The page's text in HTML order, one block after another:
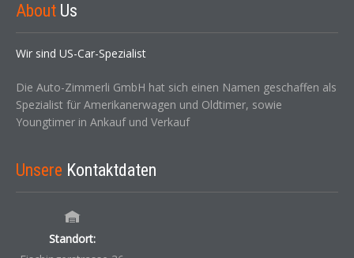
About Us
Wir sind US-Car-Spezialist
Die Auto-Zimmerli GmbH hat sich einen Namen geschaffen als
Spezialist für Amerikanerwagen und Oldtimer, sowie
Youngtimer in Ankauf und Verkauf
Unsere Kontaktdaten
Standort: